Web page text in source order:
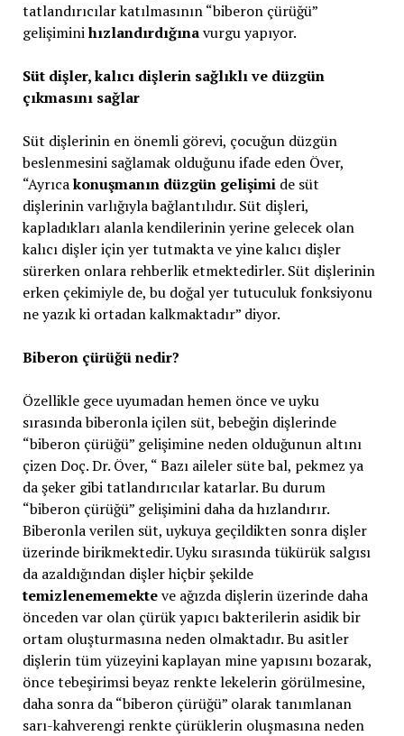
tatlandırıcılar katılmasının “biberon çürüğü”
gelişiminihızlandırdığınavurgu yapıyor.
Süt dişler, kalıcı dişlerin sağlıklı ve düzgün
çıkmasını sağlar
Süt dişlerinin en önemli görevi, çocuğun düzgün
beslenmesini sağlamak olduğunu ifade eden Över,
“Ayrıcakonuşmanın düzgün gelişimide süt
dişlerinin varlığıyla bağlantılıdır. Süt dişleri,
kapladıkları alanla kendilerinin yerine gelecek olan
kalıcı dişler için yer tutmakta ve yine kalıcı dişler
sürerken onlara rehberlik etmektedirler. Süt dişlerinin
erken çekimiyle de, bu doğal yer tutuculuk fonksiyonu
ne yazık ki ortadan kalkmaktadır” diyor.
Biberon çürüğü nedir?
Özellikle gece uyumadan hemen önce ve uyku
sırasında biberonla içilen süt, bebeğin dişlerinde
“biberon çürüğü” gelişimine neden olduğunun altını
çizen Doç. Dr. Över, “ Bazı aileler süte bal, pekmez ya
da şeker gibi tatlandırıcılar katarlar. Bu durum
“biberon çürüğü” gelişimini daha da hızlandırır.
Biberonla verilen süt, uykuya geçildikten sonra dişler
üzerinde birikmektedir. Uyku sırasında tükürük salgısı
da azaldığından dişler hiçbir şekilde
temizlenememekteve ağızda dişlerin üzerinde daha
önceden var olan çürük yapıcı bakterilerin asidik bir
ortam oluşturmasına neden olmaktadır. Bu asitler
dişlerin tüm yüzeyini kaplayan mine yapısını bozarak,
önce tebeşirimsi beyaz renkte lekelerin görülmesine,
daha sonra da “biberon çürüğü” olarak tanımlanan
sarı-kahverengi renkte çürüklerin oluşmasına neden